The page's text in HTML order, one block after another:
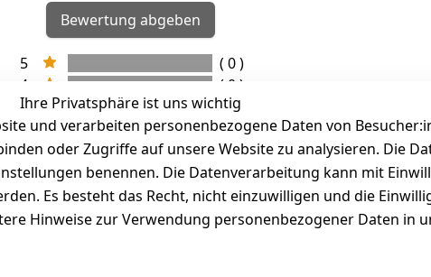
Bewertung abgeben
5
( 0 )
4
( 0 )
3
( 0 )
2
( 0 )
1
( 0 )
Ihre Privatsphäre ist uns wichtig
und verarbeiten personenbezogene Daten von
oder Zugriffe auf unsere Website zu analysieren. Die
benennen. Die Datenverarbeitung kann mit
Es besteht das Recht, nicht einzuwilligen und die
Hinweise zur Verwendung personenbezogener Daten in